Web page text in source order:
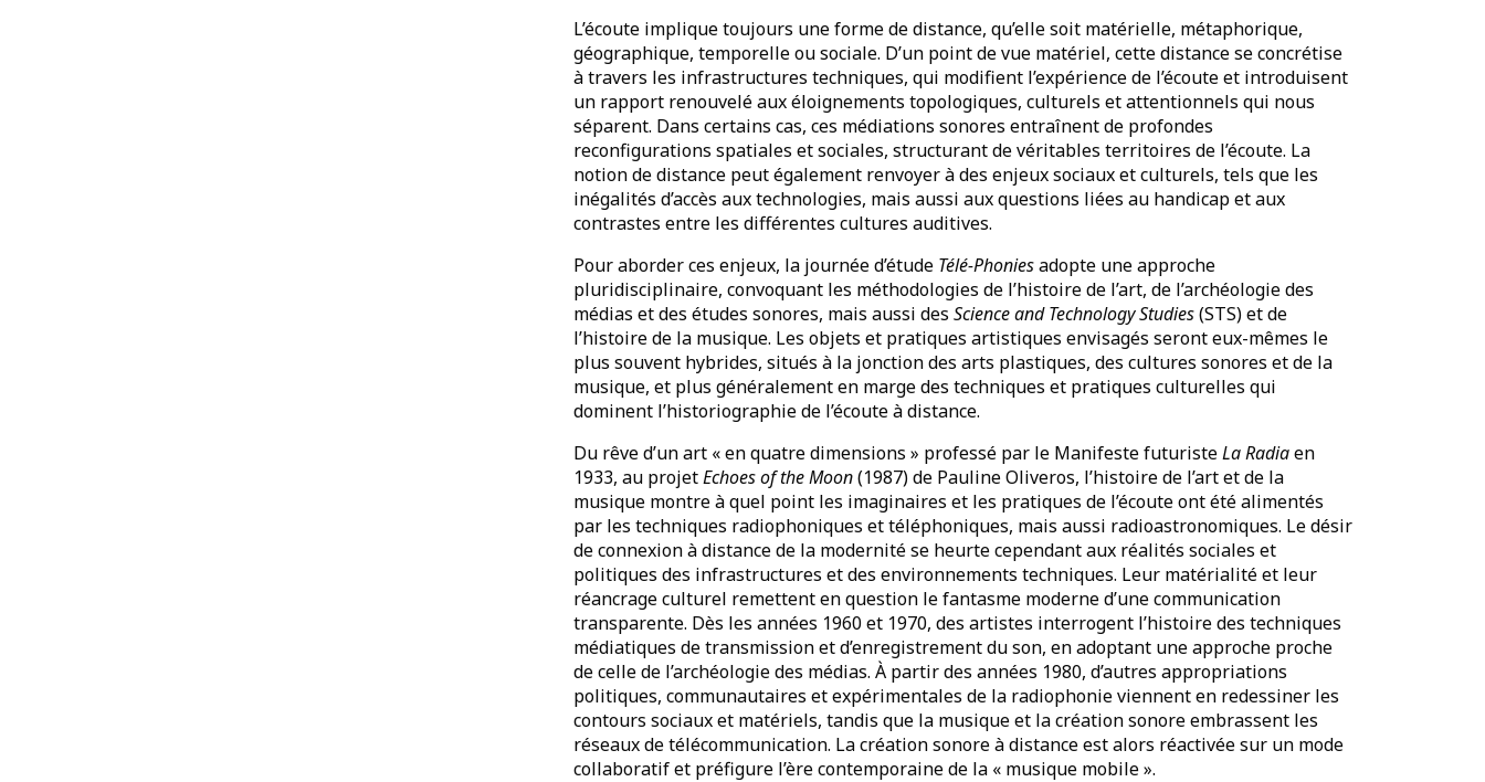
L’écoute implique toujours une forme de distance, qu’elle soit matérielle, métaphorique,
géographique, temporelle ou sociale. D’un point de vue matériel, cette distance se concrétise
à travers les infrastructures techniques, qui modifient l’expérience de l’écoute et introduisent
un rapport renouvelé aux éloignements topologiques, culturels et attentionnels qui nous
séparent. Dans certains cas, ces médiations sonores entraînent de profondes
reconfigurations spatiales et sociales, structurant de véritables territoires de l’écoute. La
notion de distance peut également renvoyer à des enjeux sociaux et culturels, tels que les
inégalités d’accès aux technologies, mais aussi aux questions liées au handicap et aux
contrastes entre les différentes cultures auditives.
Pour aborder ces enjeux, la journée d’étude Télé-Phoniesadopte une approche
pluridisciplinaire, convoquant les méthodologies de l’histoire de l’art, de l’archéologie des
médias et des études sonores, mais aussi des Science and Technology Studies(STS) et de
l’histoire de la musique. Les objets et pratiques artistiques envisagés seront eux-mêmes le
plus souvent hybrides, situés à la jonction des arts plastiques, des cultures sonores et de la
musique, et plus généralement en marge des techniques et pratiques culturelles qui
dominent l’historiographie de l’écoute à distance.
Du rêve d’un art « en quatre dimensions » professé par le Manifeste futuristeLaRadiaen
1933, au projetEchoes of the Moon(1987) de Pauline Oliveros, l’histoire de l’art et de la
musique montre à quel point les imaginaires et les pratiques de l’écoute ont été alimentés
par les techniques radiophoniques et téléphoniques, mais aussi radioastronomiques. Le désir
de connexion à distance de la modernité se heurte cependant aux réalités sociales et
politiques des infrastructures et des environnements techniques. Leur matérialité et leur
réancrage culturel remettent en question le fantasme moderne d’une communication
transparente. Dès les années 1960 et 1970, des artistes interrogent l’histoire des techniques
médiatiques de transmission et d’enregistrement du son, en adoptant une approche proche
de celle de l’archéologie des médias. À partir des années 1980, d’autres appropriations
politiques, communautaires et expérimentales de la radiophonie viennent en redessiner les
contours sociaux et matériels, tandis que la musique et la création sonore embrassent les
réseaux de télécommunication. La création sonore à distance est alors réactivée sur un mode
collaboratif et préfigure l’ère contemporaine de la « musique mobile ».